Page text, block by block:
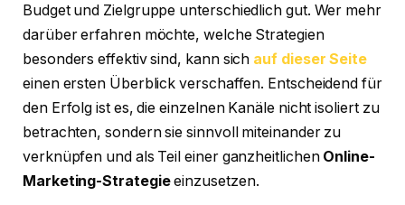
Budget und Zielgruppe unterschiedlich gut. Wer mehr
darüber erfahren möchte, welche Strategien
besonders effektiv sind, kann sich auf dieser Seite
einen ersten Überblick verschaffen. Entscheidend für
den Erfolg ist es, die einzelnen Kanäle nicht isoliert zu
betrachten, sondern sie sinnvoll miteinander zu
verknüpfen und als Teil einer ganzheitlichen Online-
Marketing-Strategieeinzusetzen.